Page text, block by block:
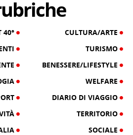
40°
CULTURA/ARTE
TURISMO
BENESSERE/LIFESTYLE
WELFARE
DIARIO DI VIAGGIO
TERRITORIO
SOCIALE